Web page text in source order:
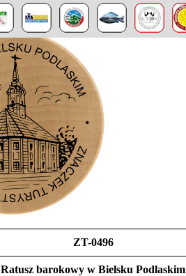
ZT-0496
Ratusz barokowy w Bielsku Podlaskim